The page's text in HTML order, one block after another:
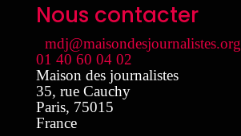
Nous contacter
mdj@maisondesjournalistes.org
01 40 60 04 02
Maison des journalistes
35, rue Cauchy
Paris, 75015
France